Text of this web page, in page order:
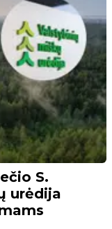
S.
urėdija